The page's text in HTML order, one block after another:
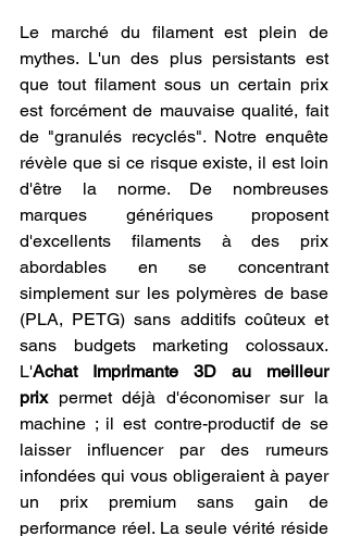
Le marché du filament est plein de
mythes. L'un des plus persistants est
que tout filament sous un certain prix
est forcément de mauvaise qualité, fait
de "granulés recyclés". Notre enquête
révèle que si ce risque existe, il est loin
d'être la norme. De nombreuses
marques génériques proposent
d'excellents filaments à des prix
abordables en se concentrant
simplement sur les polymères de base
(PLA, PETG) sans additifs coûteux et
sans budgets marketing colossaux.
L'Achat Imprimante 3D au meilleur
prix permet déjà d'économiser sur la
machine ; il est contre-productif de se
laisser influencer par des rumeurs
infondées qui vous obligeraient à payer
un prix premium sans gain de
performance réel. La seule vérité réside